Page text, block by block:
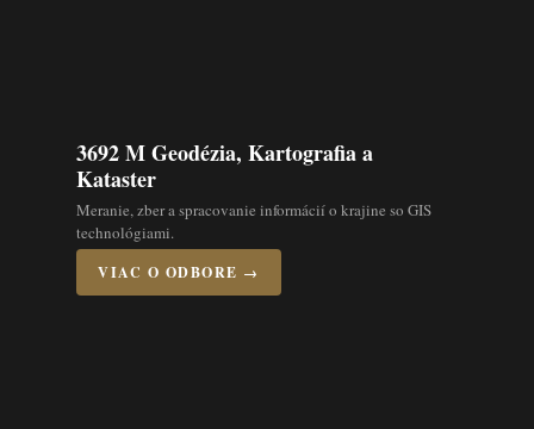
3692 M Geodézia, Kartografia a
Kataster
Meranie, zber a spracovanie informácií o krajine so GIS
technológiami.
VIAC O ODBORE →